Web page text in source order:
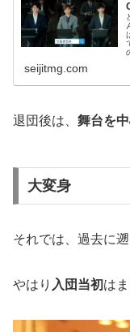
seijitmg.com
退団後は、 舞台を
大変身
それでは、過去に遡
やはり 入団当初は